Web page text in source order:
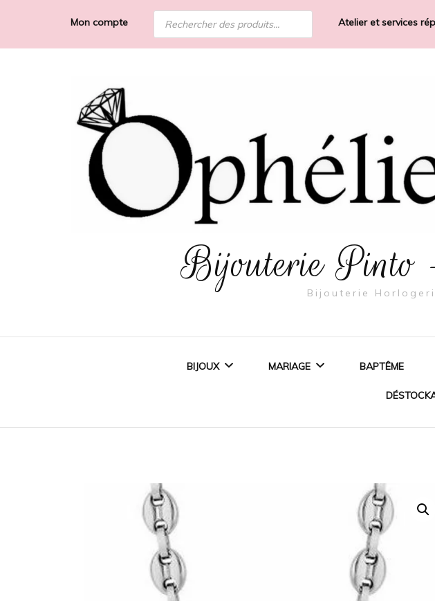
Mon compte
Recherche
produits
Atelier et services
Bijouterie
Bijouterie
BIJOUX
BIJOUX EN OR
BIJOUX EN
BIJOUX ACIER
MARIAGE
ACCESSOIRES MARIAGE
BAPTÊME